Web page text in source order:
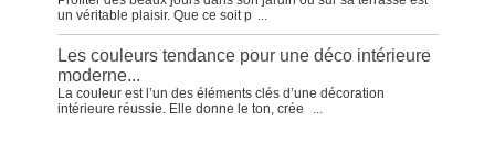
un véritable plaisir. Que ce soit p
Les couleurs tendance pour une déco intérieure
moderne...
La couleur est l’un des éléments clés d’une décoration
intérieure réussie. Elle donne le ton, crée